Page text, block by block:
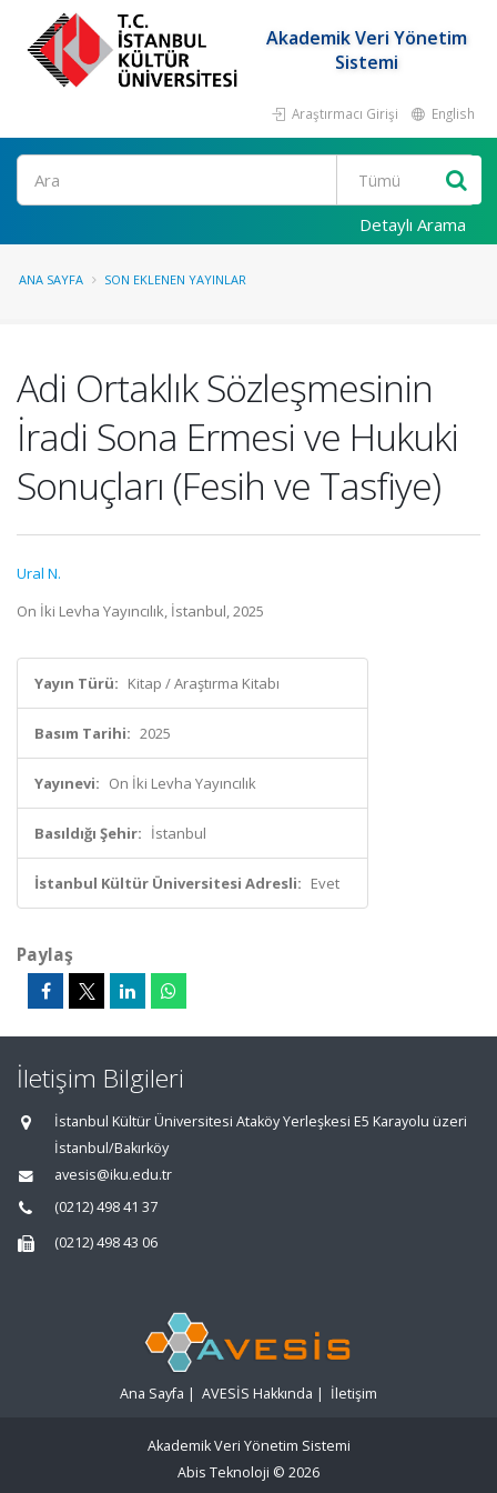
Akademik Veri Yönetim
Sistemi
Araştırmacı Girişi English
Ara
Detaylı Arama
ANA SAYFA SON EKLENEN YAYINLAR
Adi Ortaklık Sözleşmesinin
İradi Sona Ermesi ve Hukuki
Sonuçları (Fesih ve Tasfiye)
Ural N.
On İki Levha Yayıncılık, İstanbul, 2025
Yayın Türü: Kitap / Araştırma Kitabı
Basım Tarihi: 2025
Yayınevi: On İki Levha Yayıncılık
Basıldığı Şehir: İstanbul
İstanbul Kültür Üniversitesi Adresli: Evet
Paylaş
İletişim Bilgileri
İstanbul Kültür Üniversitesi Ataköy Yerleşkesi E5 Karayolu üzeri
İstanbul/Bakırköy
avesis@iku.edu.tr
(0212) 498 41 37
(0212) 498 43 06
Ana Sayfa | AVESİS Hakkında | İletişim
Akademik Veri Yönetim Sistemi
Abis Teknoloji © 2026